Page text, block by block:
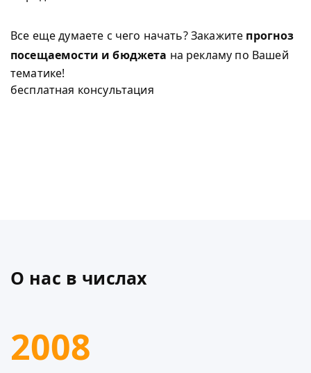
Все еще думаете с чего начать? Закажите прогноз
посещаемости и бюджета на рекламу по Вашей
тематике!
бесплатная консультация
О нас в числах
2008